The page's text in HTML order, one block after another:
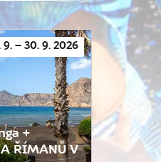
9. – 30. 9. 2026
+
A ŘÍMANŮ V